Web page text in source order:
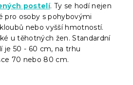
postelí. Ty se hodí nejen
pro osoby s pohybovými
nebo vyšší hmotností.
u těhotných žen. Standardní
je 50 - 60 cm, na trhu
70 nebo 80 cm.